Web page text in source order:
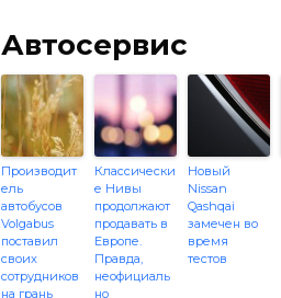
Автосервис
Производит
ель
автобусов
Volgabus
поставил
своих
сотрудников
на грань
Классически
е Нивы
продолжают
продавать в
Европе.
Правда,
неофициаль
но
Новый
Nissan
Qashqai
замечен во
время
тестов